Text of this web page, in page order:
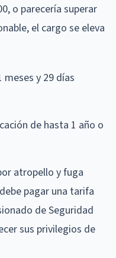
o parecería superar
el cargo se eleva
meses y 29 días
de hasta 1 año o
atropello y fuga
pagar una tarifa
de Seguridad
sus privilegios de